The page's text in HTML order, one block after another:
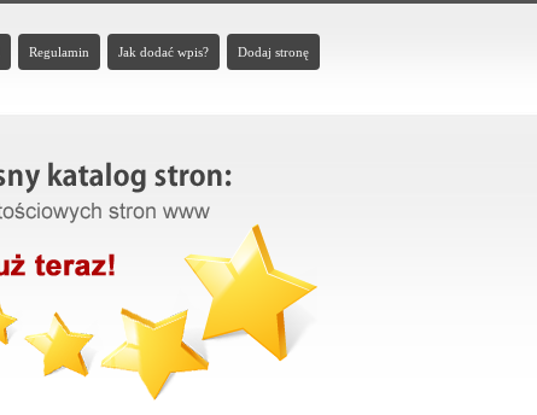
Regulamin Jak dodać wpis? Dodaj stronę